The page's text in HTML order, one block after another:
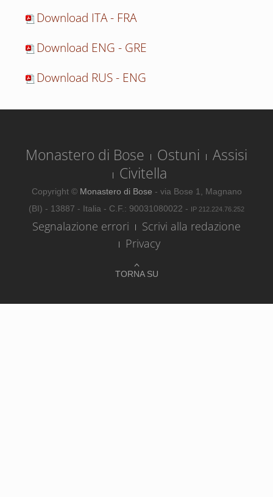
Download ITA - FRA
Download ENG - GRE
Download RUS - ENG
TORNA SU
Monastero di Bose Ostuni
Assisi
Civitella
Copyright © Monastero di Bose - via Bose 1, Magnano
(BI) - 13887 - Italia - C.F.: 90031080022 -
IP 212.224.76.252
Segnalazione errori
Scrivi alla redazione
Privacy